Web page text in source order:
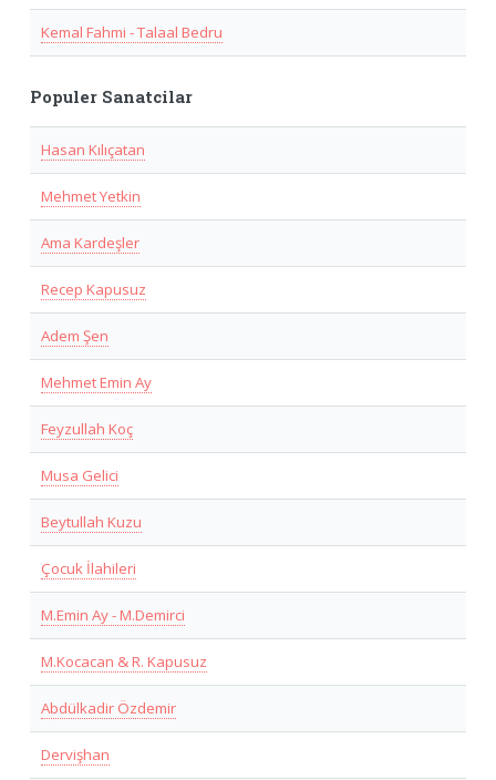
Kemal Fahmi - Talaal Bedru
Populer Sanatcilar
Hasan Kılıçatan
Mehmet Yetkin
Ama Kardeşler
Recep Kapusuz
Adem Şen
Mehmet Emin Ay
Feyzullah Koç
Musa Gelici
Beytullah Kuzu
Çocuk İlahileri
M.Emin Ay - M.Demirci
M.Kocacan & R. Kapusuz
Abdülkadir Özdemir
Dervişhan